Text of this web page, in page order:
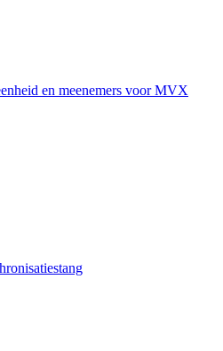
en meenemers voor MVX